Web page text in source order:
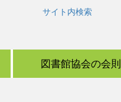
サイト内検索
図書館協会の会則